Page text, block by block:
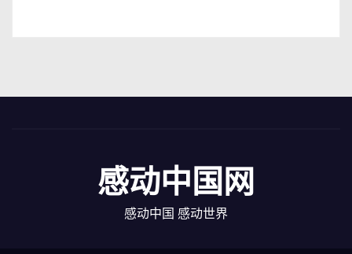
感动中国网
感动中国 感动世界